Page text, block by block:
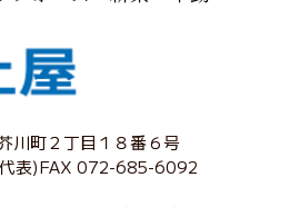
町２丁目１８番６号
表)FAX 072-685-6092